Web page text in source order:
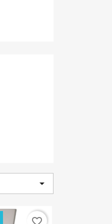

favorite_border